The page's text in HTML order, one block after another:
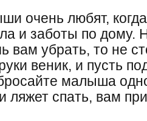
очень любят,
и заботы по дому.
вам убрать, то не
веник, и пусть
малыша
ляжет спать, вам